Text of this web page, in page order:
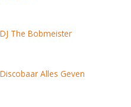
DJ The Bobmeister
Discobaar Alles Geven